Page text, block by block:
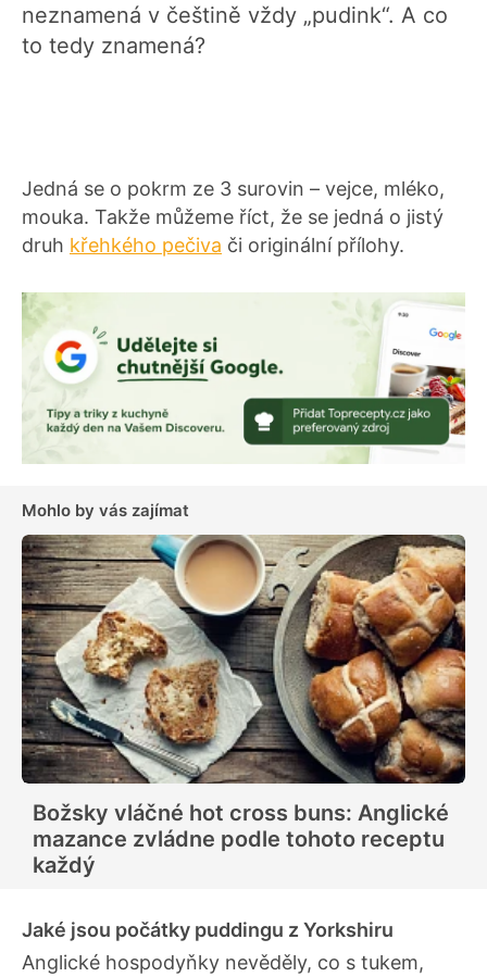
neznamená v češtině vždy „pudink“. A co
to tedy znamená?
Jedná se o pokrm ze 3 surovin – vejce, mléko,
mouka. Takže můžeme říct, že se jedná o jistý
druh křehkého pečiva či originální přílohy.
Mohlo by vás zajímat
Božsky vláčné hot cross buns: Anglické
mazance zvládne podle tohoto receptu
každý
Jaké jsou počátky puddingu z Yorkshiru
Anglické hospodyňky nevěděly, co s tukem,